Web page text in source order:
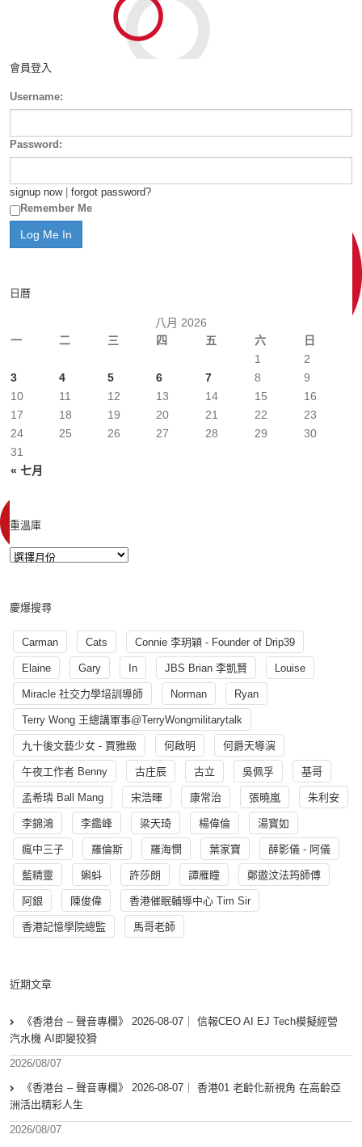
會員登入
Username:
Password:
signup now| forgot password?
Remember Me
日曆
八月 2026
一
二 三 四 五 六 日
« 七月
1
2
3
4 5 6 7 8
9
10
11 12 13 14 15
16
17
18 19 20 21 22
23
24
25 26 27 28 29
30
31
重溫庫
慶爆搜尋
Carman Cats Connie 李玥穎 - Founder of Drip39
Elaine Gary In JBS Brian 李凱賢 Louise
Miracle 社交力學培訓導師 Norman Ryan
Terry Wong 王總講軍事@TerryWongmilitarytalk
九十後文藝少女 - 賈雅緻 何啟明 何爵天導演
午夜工作者 Benny 古庄辰 古立 吳佩孚 基哥
孟希璘 Ball Mang 宋浩暉 康常治 張曉嵐 朱利安
李錦鴻 李鑑峰 梁天琦 楊偉倫 湯寳如
瘋中三子 羅倫斯 羅海憫 葉家寶 薛影儀 - 阿儀
藍精靈 蝌蚪 許莎朗 譚雁瞳 鄭遨汶法筠師傅
阿銀 陳俊偉 香港催眠輔導中心 Tim Sir
香港記憶學院總監 馬哥老師
近期文章
《香港台 – 聲音專欄》 2026-08-07｜ 信報CEO AI EJ Tech模擬經營
汽水機 AI即變狡猾
2026/08/07
《香港台 – 聲音專欄》 2026-08-07｜ 香港01 老齡化新視角 在高齡亞
洲活出精彩人生
2026/08/07